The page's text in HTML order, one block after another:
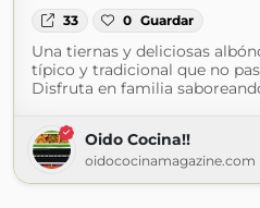
33 0 Guardar
Una tiernas y deliciosas
típico y tradicional que no
Disfruta en familia
Oido Cocina!!
oidococinamagazine.com